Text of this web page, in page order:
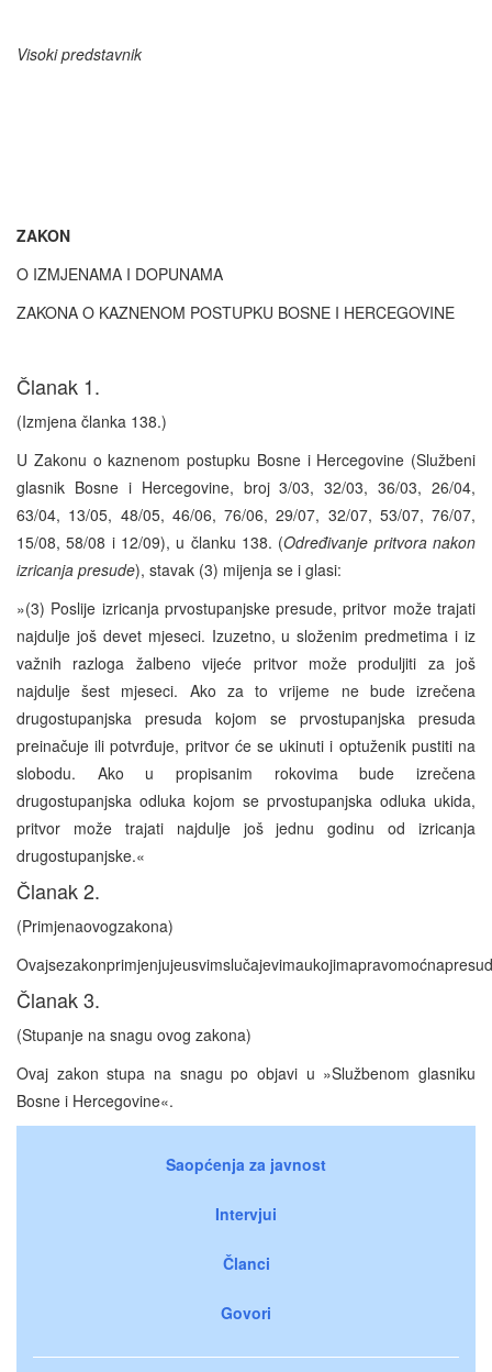
Visoki predstavnik
ZAKON
O IZMJENAMA I DOPUNAMA
ZAKONA O KAZNENOM POSTUPKU BOSNE I HERCEGOVINE
Članak 1.
(Izmjena članka 138.)
U Zakonu o kaznenom postupku Bosne i Hercegovine (Službeni
glasnik Bosne i Hercegovine, broj 3/03, 32/03, 36/03, 26/04,
63/04, 13/05, 48/05, 46/06, 76/06, 29/07, 32/07, 53/07, 76/07,
15/08, 58/08 i 12/09), u članku 138. (Određivanje pritvora nakon
izricanja presude), stavak (3) mijenja se i glasi:
»(3) Poslije izricanja prvostupanjske presude, pritvor može trajati
najdulje još devet mjeseci. Izuzetno, u složenim predmetima i iz
važnih razloga žalbeno vijeće pritvor može produljiti za još
najdulje šest mjeseci. Ako za to vrijeme ne bude izrečena
drugostupanjska presuda kojom se prvostupanjska presuda
preinačuje ili potvrđuje, pritvor će se ukinuti i optuženik pustiti na
slobodu. Ako u propisanim rokovima bude izrečena
drugostupanjska odluka kojom se prvostupanjska odluka ukida,
pritvor može trajati najdulje još jednu godinu od izricanja
drugostupanjske.«
Članak 2.
(Primjenaovogzakona)
Članak 3.
(Stupanje na snagu ovog zakona)
Ovaj zakon stupa na snagu po objavi u »Službenom glasniku
Bosne i Hercegovine«.
Saopćenja za javnost
Intervjui
Članci
Govori